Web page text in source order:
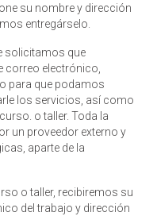
su nombre y dirección
entregárselo.
solicitamos que
correo electrónico,
para que podamos
los servicios, así como
o taller. Toda la
un proveedor externo y
aparte de la
o taller, recibiremos su
del trabajo y dirección